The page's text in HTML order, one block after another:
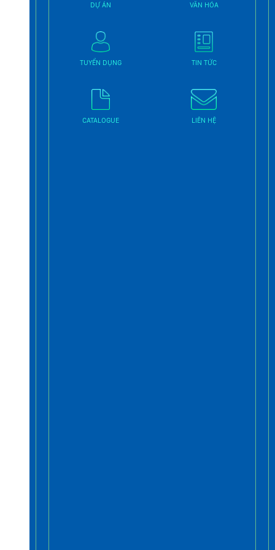
DỰ ÁN VĂN HÓA
TUYỂN DỤNG TIN TỨC
CATALOGUE LIÊN HỆ